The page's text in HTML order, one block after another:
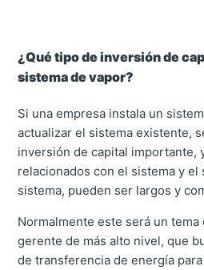
¿Qué tipo de inversión de
sistema de vapor?
Si una empresa instala un
actualizar el sistema existente,
inversión de capital importante,
relacionados con el sistema y
sistema, pueden ser largos y
Normalmente este será un
gerente de más alto nivel, que
de transferencia de energía